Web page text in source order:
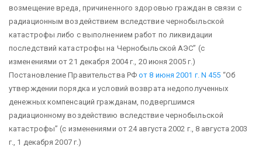
возмещение вреда, причиненного здоровью граждан в связи с
радиационным воздействием вследствие чернобыльской
катастрофы либо с выполнением работ по ликвидации
последствий катастрофы на Чернобыльской АЭС” (с
изменениями от 21 декабря 2004 г., 20 июня 2005 г.)
Постановление Правительства РФот 8 июня 2001 г. N 455 “Об
утверждении порядка и условий возврата недополученных
денежных компенсаций гражданам, подвергшимся
радиационному воздействию вследствие чернобыльской
катастрофы” (с изменениями от 24 августа 2002 г., 8 августа 2003
г., 1 декабря 2007 г.)